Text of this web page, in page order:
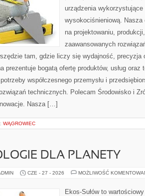
urządzenia wykorzystujące
wysokociśnieniową. Nasza
na projektowaniu,
zaawansowanych
tam, gdzie liczy się wydajność, precyzja
prezentuje bogatą ofertę produktów, usług oraz
współczesnego przemysłu i
technicznych. Polecam Środowisko i
Nasza […]
WĄGROWIEC
DLA PLANETY
CZE - 27 - 2026 MOŻLIWOŚĆ
Ekos-Sułów to